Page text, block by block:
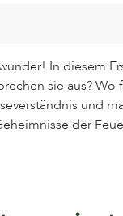
In diesem
sie aus?
und
der